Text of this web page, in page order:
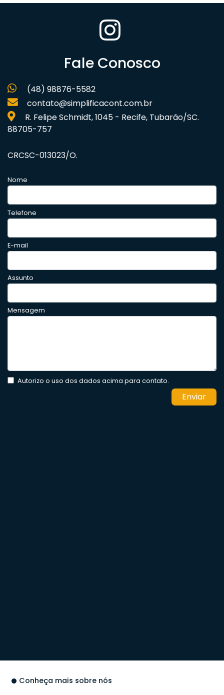
Fale Conosco
(48) 98876-5582
contato@simplificacont.com.br
R. Felipe Schmidt, 1045 - Recife, Tubarão/SC.
88705-757
CRCSC-013023/O.
Nome
Telefone
E-mail
Assunto
Mensagem
Autorizo o uso dos dados acima para contato.
Enviar
Conheça mais sobre nós